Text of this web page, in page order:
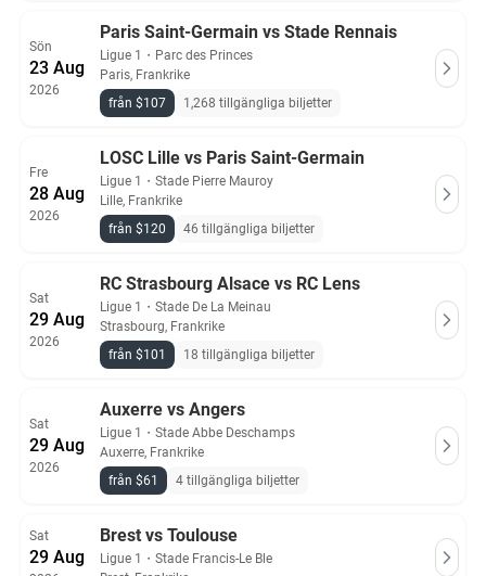
Sön
23 Aug
2026
Paris Saint-Germain vs Stade Rennais
Ligue 1 ・ Parc des Princes
Paris, Frankrike
från $107
1,268 tillgängliga biljetter
Fre
28 Aug
2026
LOSC Lille vs Paris Saint-Germain
Ligue 1 ・ Stade Pierre Mauroy
Lille, Frankrike
från $120
46 tillgängliga biljetter
Sat
29 Aug
2026
RC Strasbourg Alsace vs RC Lens
Ligue 1 ・ Stade De La Meinau
Strasbourg, Frankrike
från $101
18 tillgängliga biljetter
Sat
29 Aug
2026
Auxerre vs Angers
Ligue 1 ・ Stade Abbe Deschamps
Auxerre, Frankrike
från $61
4 tillgängliga biljetter
Sat
29 Aug
Brest vs Toulouse
Ligue 1 ・ Stade Francis-Le Ble